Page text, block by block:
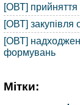
[ОВТ]
[ОВТ] закупівля
[ОВТ]
формувань
Мітки: